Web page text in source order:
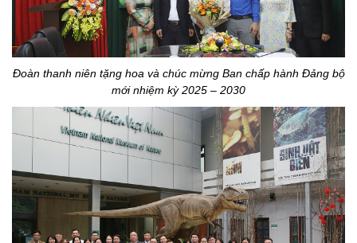
Đoàn thanh niên tặng hoa và chúc mừng Ban chấp hành Đảng bộ
mới nhiệm kỳ 2025 – 2030